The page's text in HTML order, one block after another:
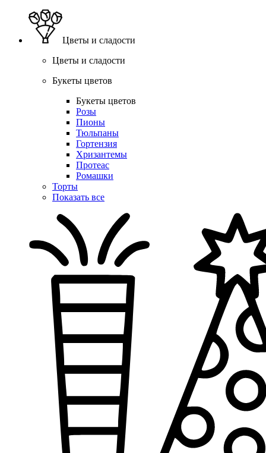
Цветы и сладости
Цветы и сладости
Букеты цветов
Букеты цветов
Розы
Пионы
Тюльпаны
Гортензия
Хризантемы
Протеас
Ромашки
Торты
Показать все